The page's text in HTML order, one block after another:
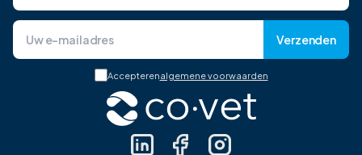
Verzenden
Accepterenalgemene voorwaarden